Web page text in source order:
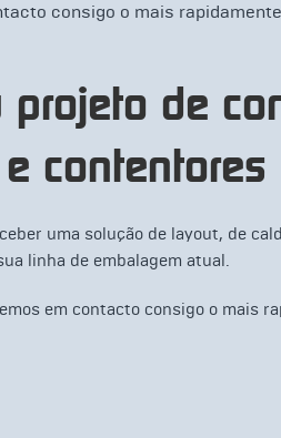
consigo o mais
de
contentores
uma solução de layout, de
linha de embalagem atual.
em contacto consigo o mais